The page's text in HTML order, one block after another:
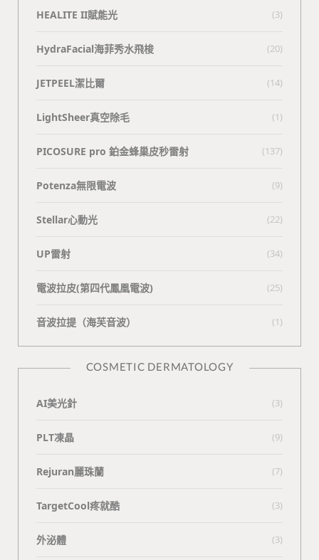
HEALITE II賦能光 (3)
HydraFacial海菲秀水飛梭 (20)
JETPEEL潔比爾 (14)
LightSheer真空除毛 (1)
PICOSURE pro 鉑金蜂巢皮秒雷射 (137)
Potenza無限電波 (9)
Stellar心動光 (22)
UP雷射 (34)
電波拉皮(第四代鳳凰電波) (25)
⾳波拉提（海芙⾳波） (1)
COSMETIC DERMATOLOGY
AI美光針 (3)
PLT凍晶 (9)
Rejuran麗珠蘭 (7)
TargetCool疼就酷 (3)
外泌體 (3)